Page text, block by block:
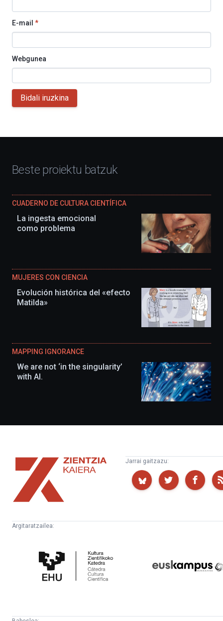
E-mail *
Webgunea
Bidali iruzkina
Beste proiektu batzuk
CUADERNO DE CULTURA CIENTÍFICA
La ingesta emocional
como problema
MUJERES CON CIENCIA
Evolución histórica del «efecto
Matilda»
MAPPING IGNORANCE
We are not ‘in the singularity’
with AI.
Zientzia
Kaiera
Jarrai gaitzazu:
Argitaratzailea:
Zientifikoko
Katedra